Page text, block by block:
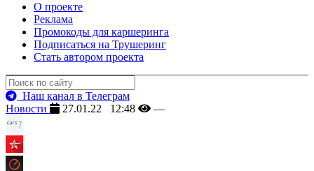
О проекте
Реклама
Промокоды для каршеринга
Подписаться на Трушеринг
Стать автором проекта
Наш канал в Телеграм
Новости
27.01.22 12:48 —